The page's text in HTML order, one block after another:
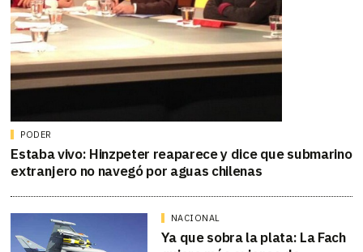
PODER
Estaba vivo: Hinzpeter reaparece y dice que submarino
extranjero no navegó por aguas chilenas
NACIONAL
Ya que sobra la plata: La Fach